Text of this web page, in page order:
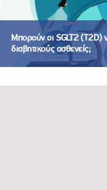
Μπορούν οι SGLT2 (T2D)
διαβητικούς ασθενείς;